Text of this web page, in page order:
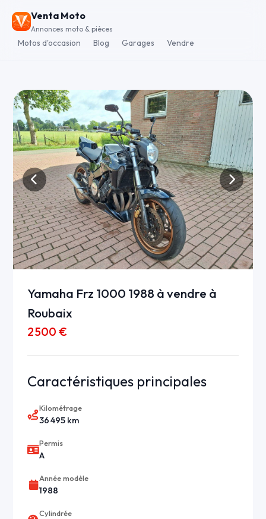
Venta Moto
Annonces moto & pièces
Motos d'occasion Blog Garages Vendre
Yamaha Frz 1000 1988 à vendre à
Roubaix
2 500 €
Caractéristiques principales
Kilométrage
36 495 km
Permis
A
Année modèle
1988
Cylindrée